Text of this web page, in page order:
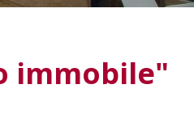
immobile"